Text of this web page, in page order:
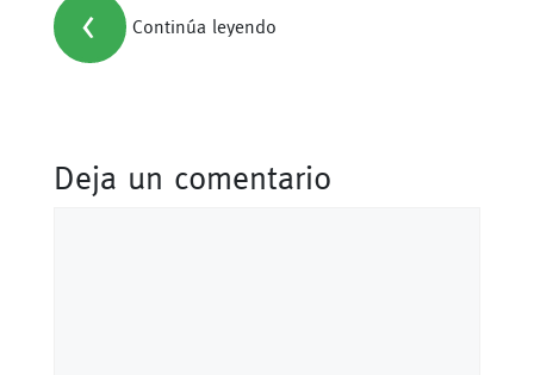
< Continúa leyendo
Deja un comentario